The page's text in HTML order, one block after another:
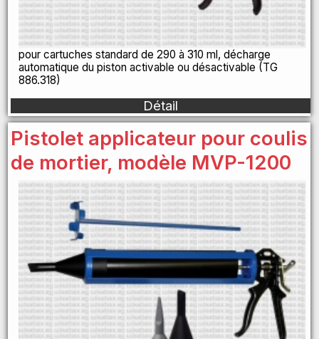
pour cartuches standard de 290 à 310 ml, décharge
automatique du piston activable ou désactivable (TG
886.318)
Détail
Pistolet applicateur pour coulis
de mortier, modèle MVP-1200